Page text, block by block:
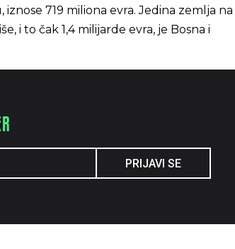
719 miliona evra. Jedina zemlja na
i to čak 1,4 milijarde evra, je Bosna i
PRIJAVI SE